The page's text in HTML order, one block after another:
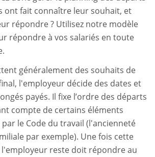
ont fait connaître leur souhait, et
répondre ? Utilisez notre modèle
répondre à vos salariés en toute
généralement des souhaits de
l'employeur décide des dates et
payés. Il fixe l’ordre des départs
compte de certains éléments
le Code du travail (l'ancienneté
par exemple). Une fois cette
reste doit répondre au